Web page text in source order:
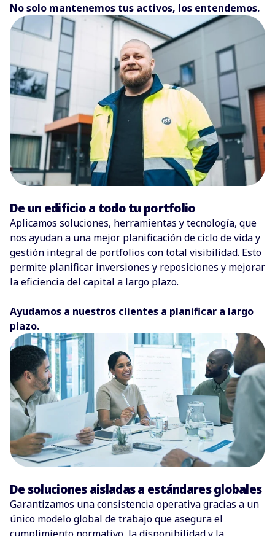
No solo mantenemos tus activos, los entendemos.
De un edificio a todo tu portfolio
Aplicamos soluciones, herramientas y tecnología, que
nos ayudan a una mejor planificación de ciclo de vida y
gestión integral de portfolios con total visibilidad. Esto
permite planificar inversiones y reposiciones y mejorar
la eficiencia del capital a largo plazo.
Ayudamos a nuestros clientes a planificar a largo
plazo.
De soluciones aisladas a estándares globales
Garantizamos una consistencia operativa gracias a un
único modelo global de trabajo que asegura el